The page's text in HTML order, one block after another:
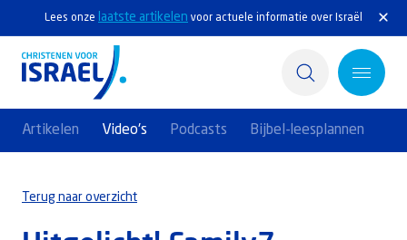
Lees onze laatste artikelen voor actuele informatie over Israël
Artikelen Video's Podcasts Bijbel-leesplannen
Actief
Terug naar overzicht